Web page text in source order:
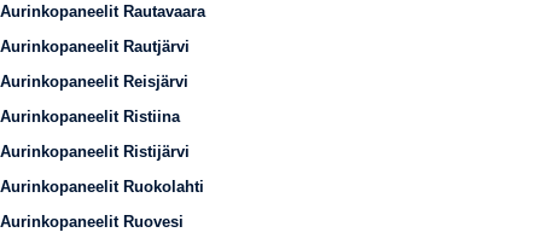
Aurinkopaneelit Rautavaara
Aurinkopaneelit Rautjärvi
Aurinkopaneelit Reisjärvi
Aurinkopaneelit Ristiina
Aurinkopaneelit Ristijärvi
Aurinkopaneelit Ruokolahti
Aurinkopaneelit Ruovesi